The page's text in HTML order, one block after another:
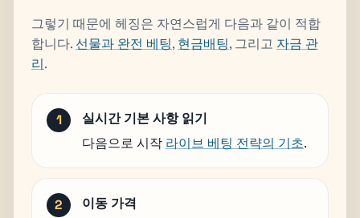
그렇기 때문에 헤징은 자연스럽게 다음과 같이 적합
합니다. 선물과 완전 베팅, 현금배팅, 그리고 자금 관
리.
실시간 기본 사항 읽기
다음으로 시작 라이브 베팅 전략의 기초.
이동 가격